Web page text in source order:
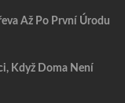
Až Po První Úrodu
Když Doma Není